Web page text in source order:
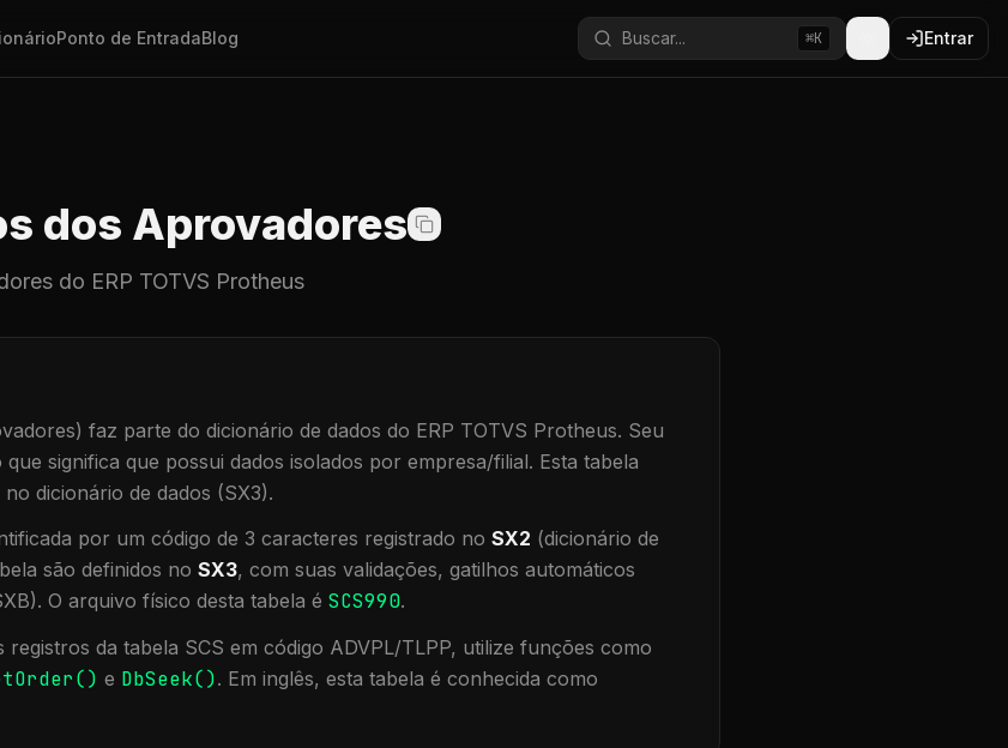
Ponto de EntradaBlog Buscar... ⌘K Entrar
dos Aprovadores
do ERP TOTVS Protheus
faz parte do dicionário de dados do ERP TOTVS Protheus. Seu
que significa que possui dados isolados por empresa/filial. Esta tabela
dicionário de dados (SX3).
por um código de 3 caracteres registrado no SX2 (dicionário de
são definidos no SX3, com suas validações, gatilhos automáticos
O arquivo físico desta tabela é SCS990.
da tabela SCS em código ADVPL/TLPP, utilize funções como
e DbSeek(). Em inglês, esta tabela é conhecida como